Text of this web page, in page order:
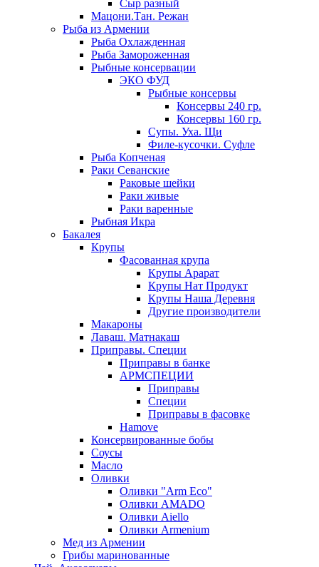
Сыр разный
Мацони.Тан. Режан
Рыба из Армении
Рыба Охлажденная
Рыба Замороженная
Рыбные консервации
ЭКО ФУД
Рыбные консервы
Консервы 240 гр.
Консервы 160 гр.
Супы. Уха. Щи
Филе-кусочки. Суфле
Рыба Копченая
Раки Севанские
Раковые шейки
Раки живые
Раки варенные
Рыбная Икра
Бакалея
Крупы
Фасованная крупа
Крупы Арарат
Крупы Нат Продукт
Крупы Наша Деревня
Другие производители
Макароны
Лаваш. Матнакаш
Приправы. Специи
Приправы в банке
АРМСПЕЦИИ
Приправы
Специи
Приправы в фасовке
Hamove
Консервированные бобы
Соусы
Масло
Оливки
Оливки "Arm Eco"
Оливки AMADO
Оливки Aiello
Оливки Armenium
Мед из Армении
Грибы маринованные